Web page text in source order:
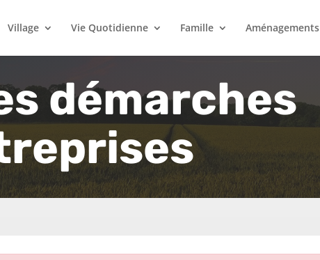
Village Vie Quotidienne Famille Aménagements
démarches